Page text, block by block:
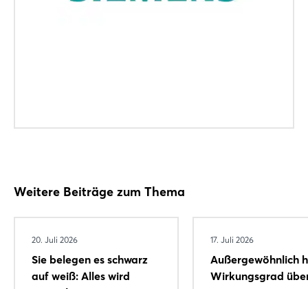
Weitere Beiträge zum Thema
20. Juli 2026
Sie belegen es schwarz
auf weiß: Alles wird
17. Juli 2026
Außergewöhnlich
Wirkungsgrad
Login